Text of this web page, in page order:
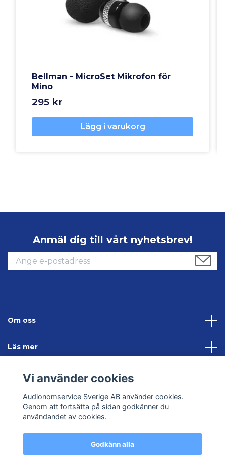
Bellman - MicroSet Mikrofon för
Mino
295 kr
Lägg i varukorg
Anmäl dig till vårt nyhetsbrev!
Om oss
Läs mer
Sociala medier
Kontakta oss
Vi använder cookies
Audionomservice Sverige AB använder cookies.
Genom att fortsätta på sidan godkänner du
användandet av cookies.
Godkänn alla